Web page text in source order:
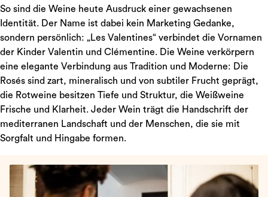
So sind die Weine heute Ausdruck einer gewachsenen
Identität. Der Name ist dabei kein Marketing Gedanke,
sondern persönlich: „Les Valentines“ verbindet die Vornamen
der Kinder Valentin und Clémentine. Die Weine verkörpern
eine elegante Verbindung aus Tradition und Moderne: Die
Rosés sind zart, mineralisch und von subtiler Frucht geprägt,
die Rotweine besitzen Tiefe und Struktur, die Weißweine
Frische und Klarheit. Jeder Wein trägt die Handschrift der
mediterranen Landschaft und der Menschen, die sie mit
Sorgfalt und Hingabe formen.